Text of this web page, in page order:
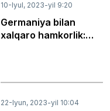
10-Iyul, 2023-yil 9:20
Germaniya bilan
xalqaro hamkorlik:
22-Iyun, 2023-yil 10:04